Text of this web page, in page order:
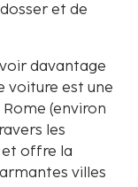
et de
davantage
voiture est une
(environ
les
et offre la
villes